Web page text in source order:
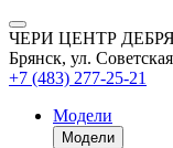
ЧЕРИ ЦЕНТР
Брянск, ул.
+7 (483) 277-25-21
Модели
Модели